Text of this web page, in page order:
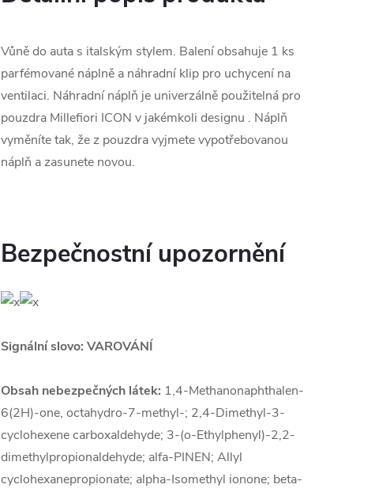
Vůně do auta s italským stylem. Balení obsahuje 1 ks
parfémované náplně a náhradní klip pro uchycení na
ventilaci. Náhradní náplň je univerzálně použitelná pro
pouzdra Millefiori ICON v jakémkoli designu . Náplň
vyměníte tak, že z pouzdra vyjmete vypotřebovanou
náplň a zasunete novou.
Bezpečnostní upozornění
Signální slovo: VAROVÁNÍ
Obsah nebezpečných látek: 1,4-Methanonaphthalen-
6(2H)-one, octahydro-7-methyl-; 2,4-Dimethyl-3-
cyclohexene carboxaldehyde; 3-(o-Ethylphenyl)-2,2-
dimethylpropionaldehyde; alfa-PINEN; Allyl
cyclohexanepropionate; alpha-Isomethyl ionone; beta-